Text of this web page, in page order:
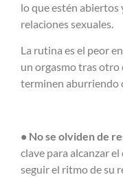
lo que estén abiertos
relaciones sexuales.
La rutina es el peor
un orgasmo tras otro
terminen aburriendo
• No se olviden de
clave para alcanzar
seguir el ritmo de su